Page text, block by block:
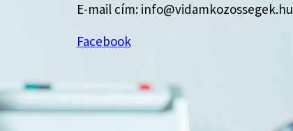
E-mail cím: info@vidamkozossegek.hu
Facebook